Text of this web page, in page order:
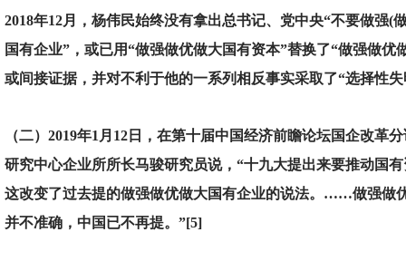
2018年12月，杨伟民始终没有拿出总书记、党中央“不要做强
国有企业”，或已用“做强做优做大国有资本”替换了“做强做优
或间接证据，并对不利于他的一系列相反事实采取了“选择性
（二）2019年1月12日，在第十届中国经济前瞻论坛国企改革
研究中心企业所所长马骏研究员说，“十九大提出来要推动国
这改变了过去提的做强做优做大国有企业的说法。……做强做
并不准确，中国已不再提。”[5]